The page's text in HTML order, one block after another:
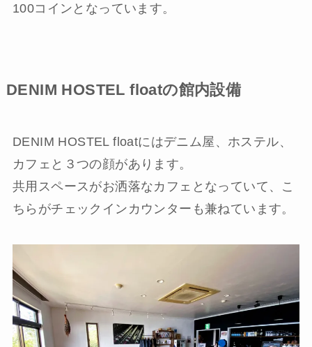
100コインとなっています。
DENIM HOSTEL floatの館内設備
DENIM HOSTEL floatにはデニム屋、ホステル、
カフェと３つの顔があります。
共用スペースがお洒落なカフェとなっていて、こ
ちらがチェックインカウンターも兼ねています。